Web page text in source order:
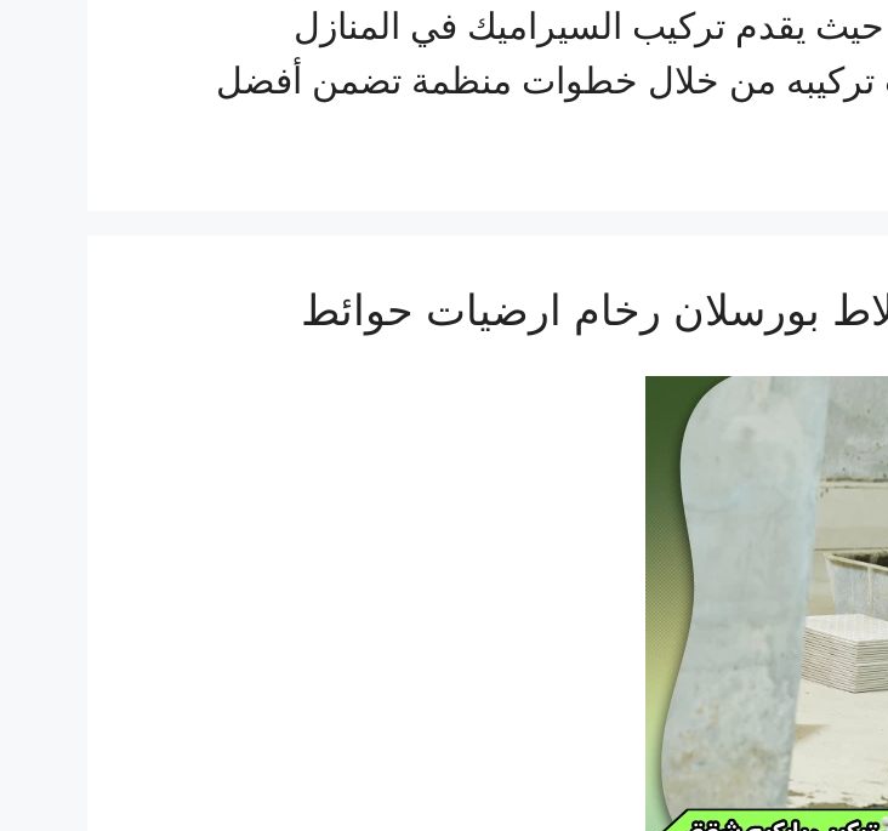
يقدم تركيب السيراميك في المنازل
تركيبه من خلال خطوات منظمة تضمن أفضل
بورسلان رخام ارضيات حوائط